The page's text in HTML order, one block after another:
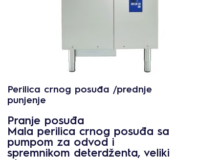
Perilica crnog posuđa /prednje
punjenje
Pranje posuđa
Mala perilica crnog posuđa sa
pumpom za odvod i
spremnikom deterdženta, veliki